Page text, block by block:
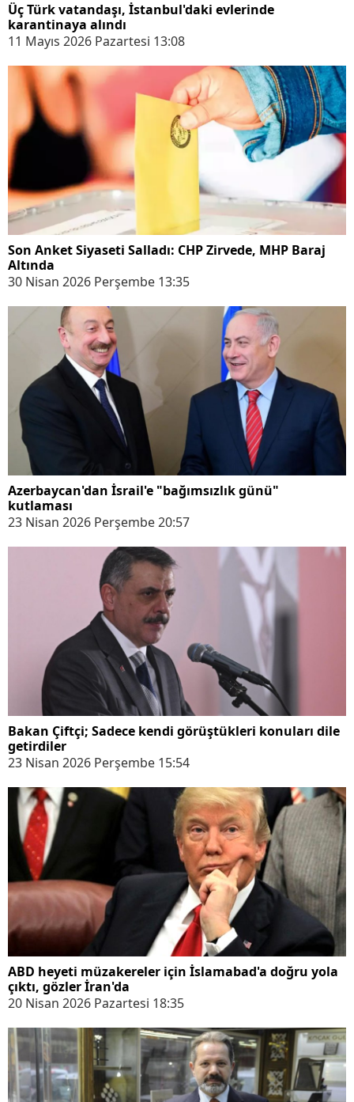
Üç Türk vatandaşı, İstanbul'daki evlerinde
karantinaya alındı
11 Mayıs 2026 Pazartesi 13:08
Son Anket Siyaseti Salladı: CHP Zirvede, MHP Baraj
Altında
30 Nisan 2026 Perşembe 13:35
Azerbaycan'dan İsrail'e "bağımsızlık günü"
kutlaması
23 Nisan 2026 Perşembe 20:57
Bakan Çiftçi; Sadece kendi görüştükleri konuları dile
getirdiler
23 Nisan 2026 Perşembe 15:54
ABD heyeti müzakereler için İslamabad'a doğru yola
çıktı, gözler İran'da
20 Nisan 2026 Pazartesi 18:35